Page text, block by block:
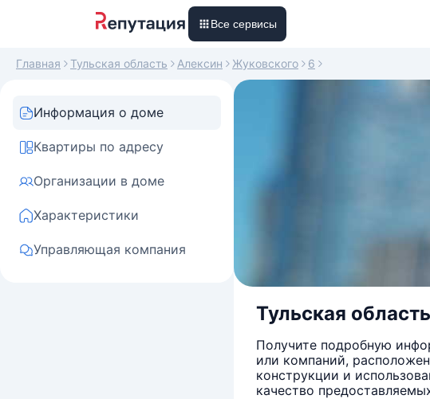
Все сервисы
Главная Тульская область Алексин Жуковского 6
Информация о доме
Квартиры по адресу
Организации в доме
Характеристики
Управляющая компания
Тульская
Получите подробную
или компаний,
конструкции и
качество